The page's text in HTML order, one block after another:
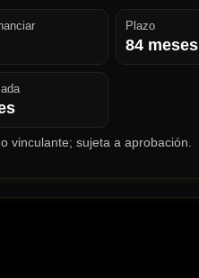
Plazo
84 meses
vinculante; sujeta a aprobación.